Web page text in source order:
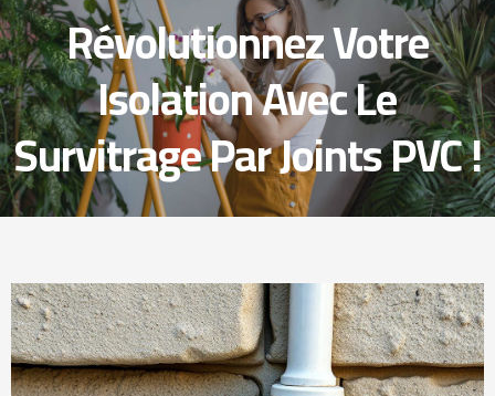
Révolutionnez Votre
Isolation Avec Le
Survitrage Par Joints PVC !